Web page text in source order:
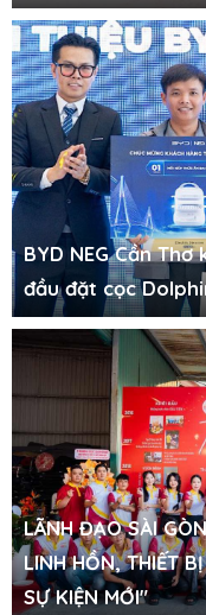
BYD NEG Cần
đầu đặt cọc
LÃNH ĐẠO SÀI
LINH HỒN, THIẾT
SỰ KIỆN MỚI"